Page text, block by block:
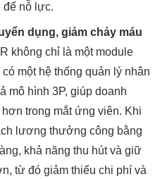
để nỗ lực.
dụng, giảm chảy máu
không chỉ là một module
một hệ thống quản lý nhân
mô hình 3P, giúp doanh
trong mắt ứng viên. Khi
lương thưởng công bằng
khả năng thu hút và giữ
từ đó giảm thiểu chi phí và